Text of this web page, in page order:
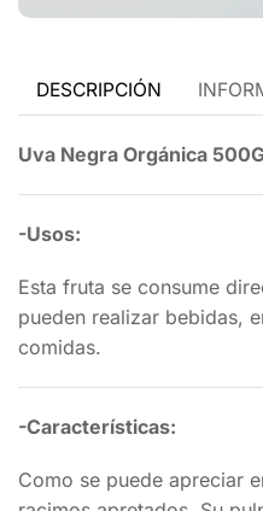
DESCRIPCIÓN
Uva Negra Orgánica
-Usos:
Esta fruta se consume
pueden realizar bebidas,
comidas.
-Características:
Como se puede apreciar